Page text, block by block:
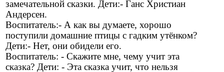
замечательной сказки. Дети:- Ганс Христиан
Андерсен.
Воспитатель:- А как вы думаете, хорошо
поступили домашние птицы с гадким утёнком?
Дети:- Нет, они обидели его.
Воспитатель: - Скажите мне, чему учит эта
сказка? Дети: - Эта сказка учит, что нельзя